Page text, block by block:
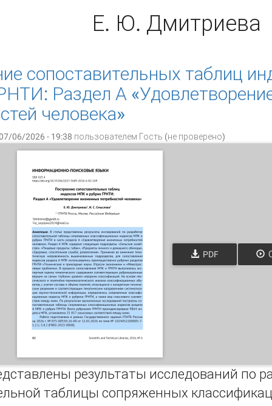
Е. Ю. Дмитриева
сопоставительных таблиц
Раздел А
человека»
06/2026 - 19:38 пользователем Гость (не проверено)
PDF
результаты исследований по
таблицы сопряженных